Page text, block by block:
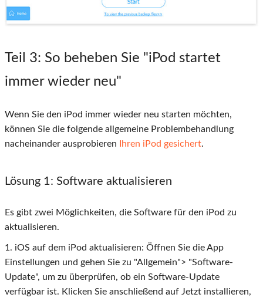
Teil 3: So beheben Sie "iPod startet
immer wieder neu"
Wenn Sie den iPod immer wieder neu starten möchten,
können Sie die folgende allgemeine Problembehandlung
nacheinander ausprobieren
Ihren iPod gesichert.
Lösung 1: Software aktualisieren
Es gibt zwei Möglichkeiten, die Software für den iPod zu
aktualisieren.
1. iOS auf dem iPod aktualisieren: Öffnen Sie die App
Einstellungen und gehen Sie zu "Allgemein"> "Software-
Update", um zu überprüfen, ob ein Software-Update
verfügbar ist. Klicken Sie anschließend auf Jetzt installieren,